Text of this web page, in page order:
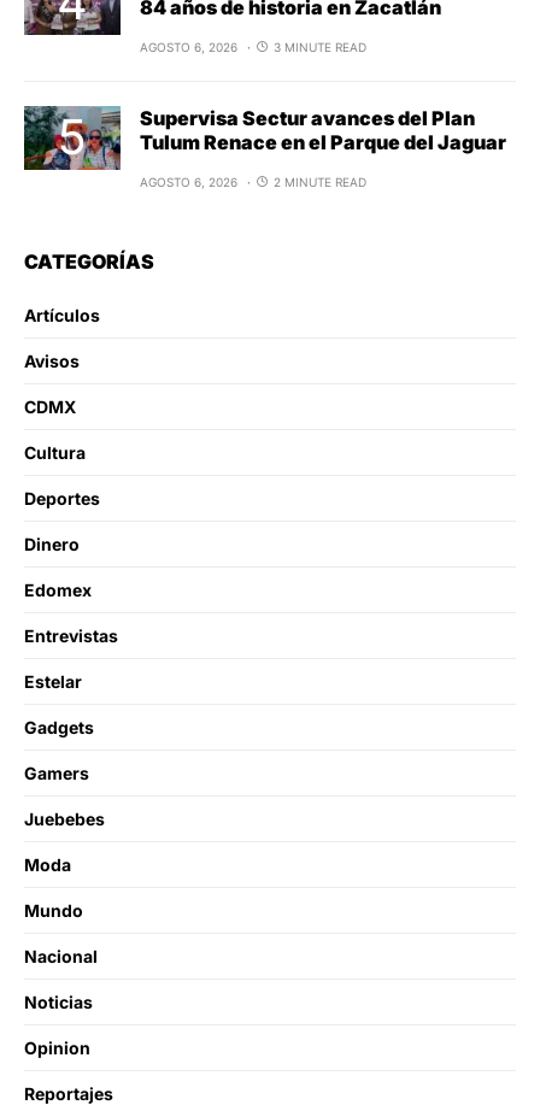
84 años de historia en Zacatlán
AGOSTO 6, 2026 3 MINUTE READ
Supervisa Sectur avances del Plan
Tulum Renace en el Parque del Jaguar
AGOSTO 6, 2026 2 MINUTE READ
CATEGORÍAS
Artículos
Avisos
CDMX
Cultura
Deportes
Dinero
Edomex
Entrevistas
Estelar
Gadgets
Gamers
Juebebes
Moda
Mundo
Nacional
Noticias
Opinion
Reportajes